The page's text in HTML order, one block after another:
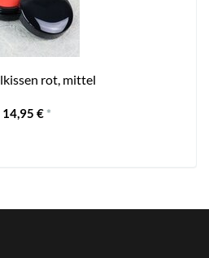
rot, mittel
14,95 € *